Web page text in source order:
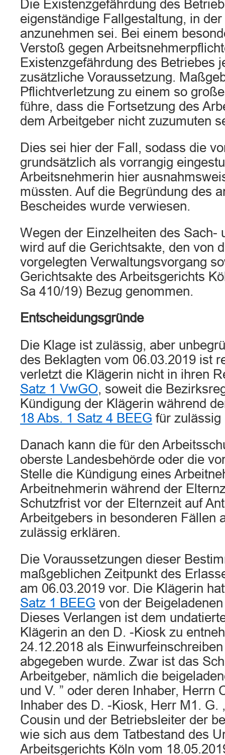
Die Existenzgefährdung des
eigenständige Fallgestaltung, in
anzunehmen sei. Bei einem
Verstoß gegen
Existenzgefährdung des Betriebes
zusätzliche Voraussetzung.
Pflichtverletzung zu einem so
führe, dass die Fortsetzung des
dem Arbeitgeber nicht zuzumuten
Dies sei hier der Fall, sodass die
grundsätzlich als vorrangig
Arbeitsnehmerin hier
müssten. Auf die Begründung des
Bescheides wurde verwiesen.
Wegen der Einzelheiten des Sach-
wird auf die Gerichtsakte, den von
vorgelegten Verwaltungsvorgang
Gerichtsakte des Arbeitsgerichts
Sa 410/19) Bezug genommen.
Entscheidungsgründe
Die Klage ist zulässig, aber
des Beklagten vom 06.03.2019 ist
verletzt die Klägerin nicht in ihren
Satz 1 VwGO, soweit die
Kündigung der Klägerin während
18 Abs. 1 Satz 4 BEEG für zulässig
Danach kann die für den
oberste Landesbehörde oder die
Stelle die Kündigung eines
Arbeitnehmerin während der
Schutzfrist vor der Elternzeit auf
Arbeitgebers in besonderen Fällen
zulässig erklären.
Die Voraussetzungen dieser
maßgeblichen Zeitpunkt des
am 06.03.2019 vor. Die Klägerin
Satz 1 BEEG von der
Dieses Verlangen ist dem
Klägerin an den D. -Kiosk zu
24.12.2018 als
abgegeben wurde. Zwar ist das
Arbeitgeber, nämlich die
und V. ” oder deren Inhaber, Herrn
Inhaber des D. -Kiosk, Herr M1. G.
Cousin und der Betriebsleiter der
wie sich aus dem Tatbestand des
Arbeitsgerichts Köln vom